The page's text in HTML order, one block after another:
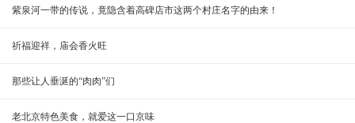
紫泉河一带的传说，竟隐含着高碑店市这两个村庄名字的由来！
祈福迎祥，庙会香火旺
那些让人垂涎的“肉肉”们
老北京特色美食，就爱这一口京味